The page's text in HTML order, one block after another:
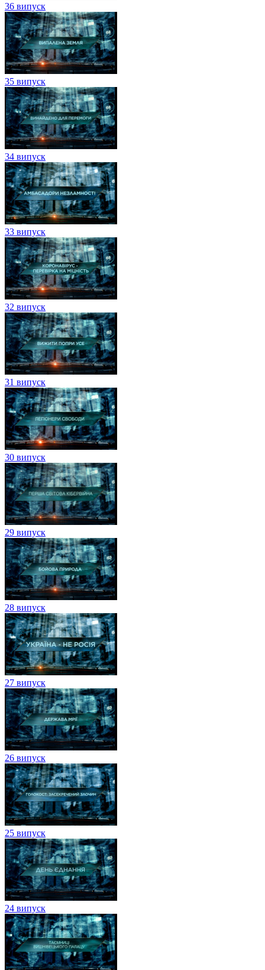
36 випуск
35 випуск
34 випуск
33 випуск
32 випуск
31 випуск
30 випуск
29 випуск
28 випуск
27 випуск
26 випуск
25 випуск
24 випуск